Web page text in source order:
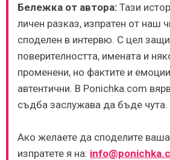
Бележка от автора: Тази
личен разказ, изпратен от наш
споделен в интервю. С цел
поверителността, имената и
променени, но фактите и
автентични. В Ponichka.com
съдба заслужава да бъде чута.
Ако желаете да споделите
изпратете я на: